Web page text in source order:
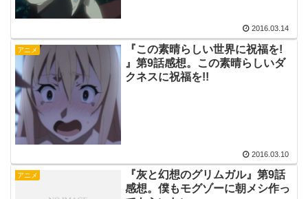
2016.03.14
アニメ
『この素晴らしい世界に祝福を!
』第9話感想。この素晴らしいダ
クネスに祝福を!!
2016.03.10
アニメ
『灰と幻想のグリムガル』第9話
感想。僕もモグゾーに朝メシ作っ